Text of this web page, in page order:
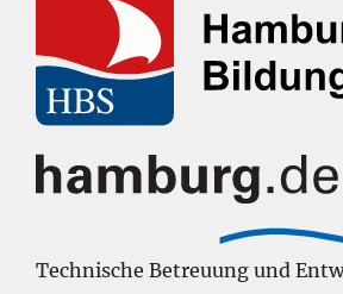
Technische Betreuung und